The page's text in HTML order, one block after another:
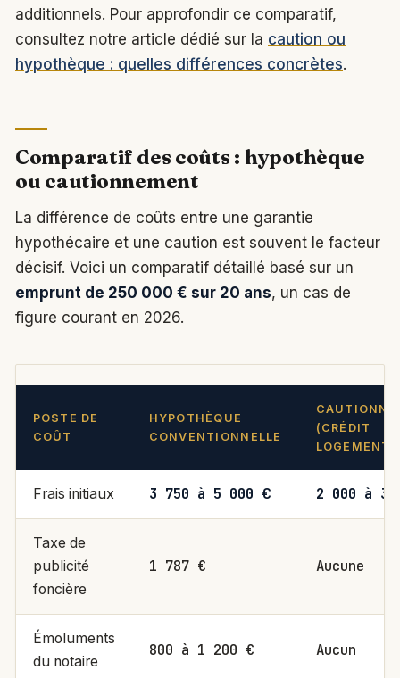
additionnels. Pour approfondir ce comparatif,
consultez notre article dédié sur la caution ou
hypothèque : quelles différences concrètes.
Comparatif des coûts : hypothèque
ou cautionnement
La différence de coûts entre une garantie
hypothécaire et une caution est souvent le facteur
décisif. Voici un comparatif détaillé basé sur un
emprunt de 250 000 € sur 20 ans, un cas de
figure courant en 2026.
POSTE DE
COÛT
HYPOTHÈQUE
CONVENTIONNELLE
(CRÉDIT
LOGEMENT)
Frais initiaux 3 750 à 5 000 € 2 000 à 3
Taxe de
publicité
foncière
1 787 € Aucune
Émoluments
du notaire
800 à 1 200 € Aucun